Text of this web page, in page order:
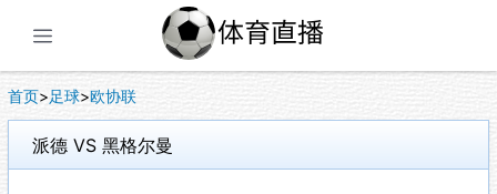
首页>足球>欧协联
派德 VS 黑格尔曼